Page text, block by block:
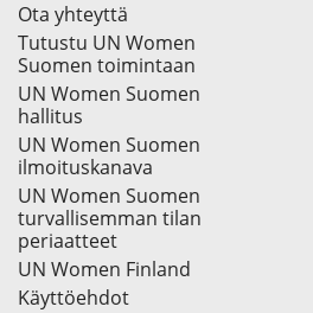
Ota yhteyttä
Tutustu UN Women
Suomen toimintaan
UN Women Suomen
hallitus
UN Women Suomen
ilmoituskanava
UN Women Suomen
turvallisemman tilan
periaatteet
UN Women Finland
Käyttöehdot